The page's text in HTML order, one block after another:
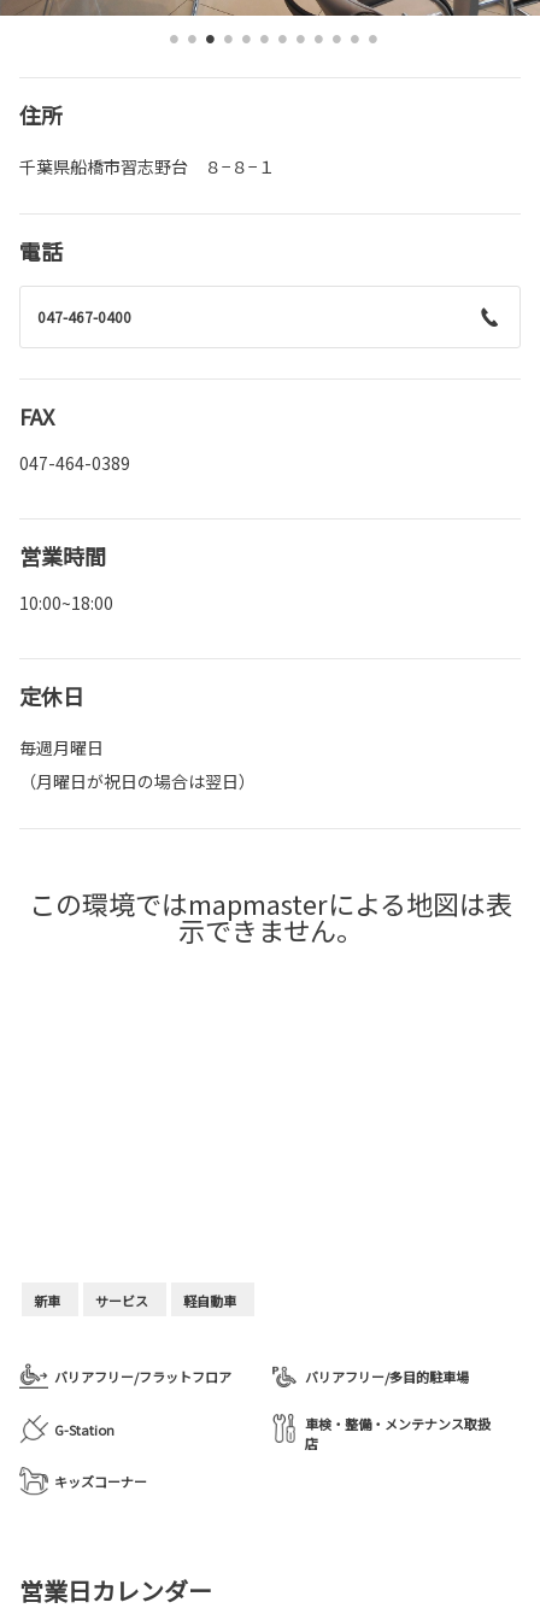
住所
千葉県船橋市習志野台 ８−８−１
電話
047-467-0400
FAX
047-464-0389
営業時間
10:00~18:00
定休日
毎週月曜日
（月曜日が祝日の場合は翌日）
新車 サービス 軽自動車
バリアフリー/フラットフロア バリアフリー/多目的駐車場
G-Station
車検・整備・メンテナンス取扱
店
キッズコーナー
この環境ではmapmasterによる地図は表
示できません。
営業日カレンダー